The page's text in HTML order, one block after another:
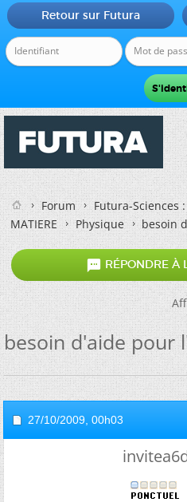
Retour sur Futura
Forum
Futura-Sciences
MATIERE
Physique besoin
 RÉPONDRE À
besoin d'aide pour
27/10/2009, 00h03